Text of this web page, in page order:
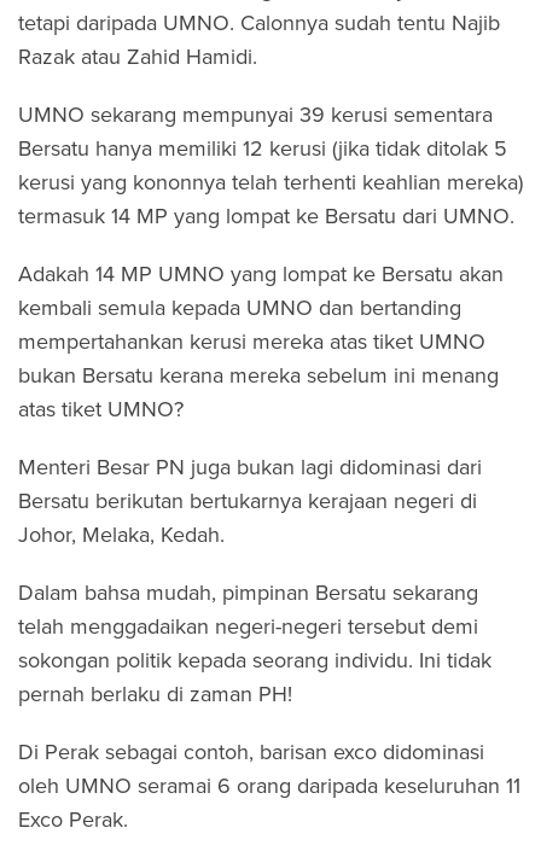
tetapi daripada UMNO. Calonnya sudah tentu Najib
Razak atau Zahid Hamidi.
UMNO sekarang mempunyai 39 kerusi sementara
Bersatu hanya memiliki 12 kerusi (jika tidak ditolak 5
kerusi yang kononnya telah terhenti keahlian mereka)
termasuk 14 MP yang lompat ke Bersatu dari UMNO.
Adakah 14 MP UMNO yang lompat ke Bersatu akan
kembali semula kepada UMNO dan bertanding
mempertahankan kerusi mereka atas tiket UMNO
bukan Bersatu kerana mereka sebelum ini menang
atas tiket UMNO?
Menteri Besar PN juga bukan lagi didominasi dari
Bersatu berikutan bertukarnya kerajaan negeri di
Johor, Melaka, Kedah.
Dalam bahsa mudah, pimpinan Bersatu sekarang
telah menggadaikan negeri-negeri tersebut demi
sokongan politik kepada seorang individu. Ini tidak
pernah berlaku di zaman PH!
Di Perak sebagai contoh, barisan exco didominasi
oleh UMNO seramai 6 orang daripada keseluruhan 11
Exco Perak.